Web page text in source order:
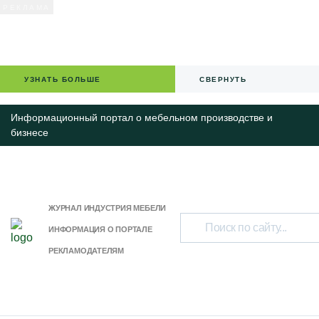
УЗНАТЬ БОЛЬШЕ СВЕРНУТЬ
Информационный портал о мебельном производстве и
бизнесе
ЖУРНАЛ ИНДУСТРИЯ МЕБЕЛИ
ИНФОРМАЦИЯ О ПОРТАЛЕ
РЕКЛАМОДАТЕЛЯМ